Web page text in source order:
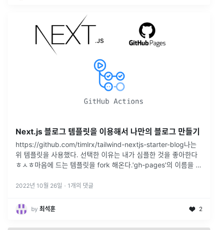
Next.js 블로그 템플릿을 이용해서 나만의 블로그 만들기
https://github.com/timlrx/tailwind-nextjs-starter-blog나는
위 템플릿을 사용했다. 선택한 이유는 내가 심플한 것을 좋아한다
ㅎㅅㅎ마음에 드는 템플릿을 fork 해온다.'gh-pages'의 이름을 가
2022년 10월 26일 · 1 개의 댓글
by 최석훈 2